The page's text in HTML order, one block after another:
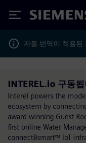
Siemens
자동 번역이 적용된
INTEREL.io 구동
Interel powers the
ecosystem by
award-winning Guest
first online Water
connectBsmart™ IoT